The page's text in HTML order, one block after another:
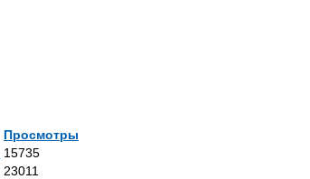
Просмотры
15735
23011